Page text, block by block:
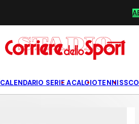
CALENDARIO SERIE ACALCIOTENNIS